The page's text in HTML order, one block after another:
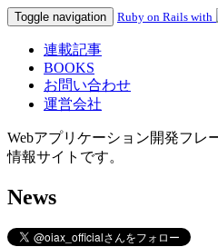
Toggle navigation Ruby on Rails with
連載記事
BOOKS
お問い合わせ
運営会社
Webアプリケーション開発フレ
情報サイトです。
News